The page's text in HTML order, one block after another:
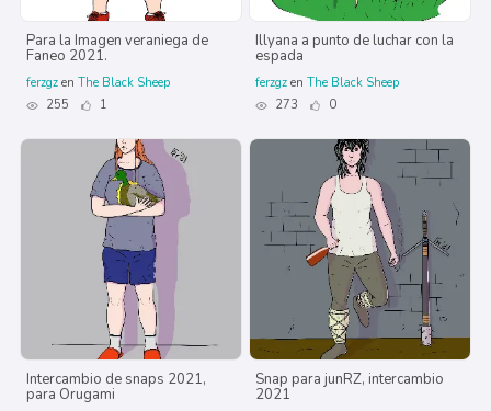
Para la Imagen veraniega de
Faneo 2021.
ferzgz en The Black Sheep
255
1
Illyana a punto de luchar con la
espada
ferzgz en The Black Sheep
273
0
Intercambio de snaps 2021,
para Orugami
Snap para junRZ, intercambio
2021